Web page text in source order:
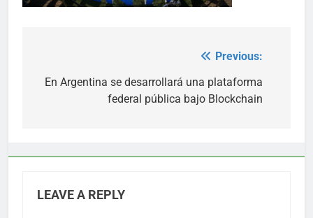
navigation
Previous:
En Argentina se desarrollará una plataforma
federal pública bajo Blockchain
LEAVE A REPLY